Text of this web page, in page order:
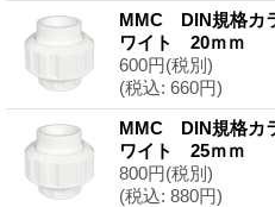
MMC DIN規格カ
ワイト 20ｍｍ
600円(税別)
(税込: 660円)
MMC DIN規格カ
ワイト 25ｍｍ
800円(税別)
(税込: 880円)